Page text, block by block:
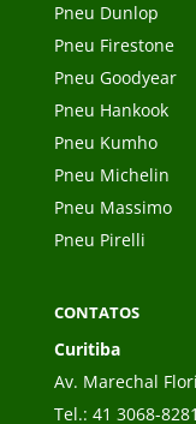
Pneu Dunlop
Pneu Firestone
Pneu Goodyear
Pneu Hankook
Pneu Kumho
Pneu Michelin
Pneu Massimo
Pneu Pirelli
CONTATOS
Curitiba
Av. Marechal
Tel.: 41 3068-8281